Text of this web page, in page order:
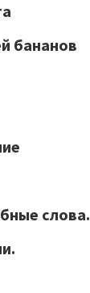
бананов
слова.